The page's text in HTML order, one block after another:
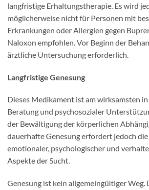
langfristige Erhaltungstherapie. Es wird
möglicherweise nicht für Personen mit
Erkrankungen oder Allergien gegen
Naloxon empfohlen. Vor Beginn der
ärztliche Untersuchung erforderlich.
Langfristige Genesung
Dieses Medikament ist am wirksamsten
Beratung und psychosozialer
der Bewältigung der körperlichen
dauerhafte Genesung erfordert jedoch
emotionaler, psychologischer und
Aspekte der Sucht.
Genesung ist kein allgemeingültiger Weg.